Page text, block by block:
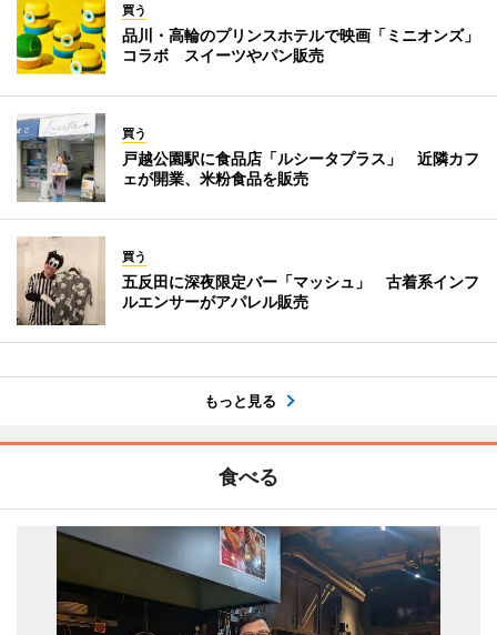
買う
品川・高輪のプリンスホテルで映画「ミニオンズ」
コラボ スイーツやパン販売
買う
戸越公園駅に食品店「ルシータプラス」 近隣カフ
ェが開業、米粉食品を販売
買う
五反田に深夜限定バー「マッシュ」 古着系インフ
ルエンサーがアパレル販売
もっと見る
食べる